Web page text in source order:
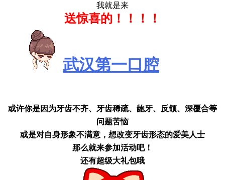
我就是来
送惊喜的！！！！
武汉第一口腔
啦！！！！
或许你是因为牙齿不齐、牙齿稀疏、龅牙、反颌、深覆合等
问题苦恼
或是对自身形象不满意，想改变牙齿形态的爱美人士
那么就来参加活动吧！
还有超级大礼包哦